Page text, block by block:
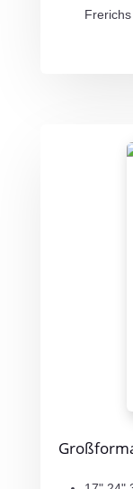
Frerichs